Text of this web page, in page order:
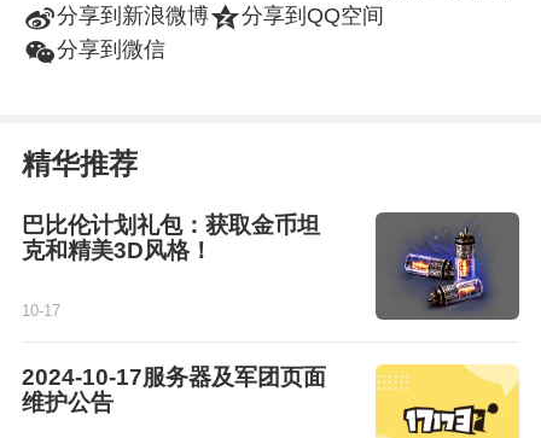
t分享到新浪微博z分享到QQ空间
w分享到微信
精华推荐
巴比伦计划礼包：获取金币坦
克和精美3D风格！
10-17
2024-10-17服务器及军团页面
维护公告